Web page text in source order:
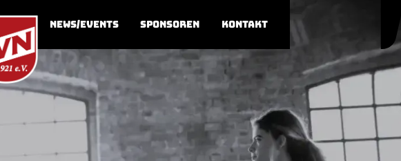
News/Events Sponsoren Kontakt